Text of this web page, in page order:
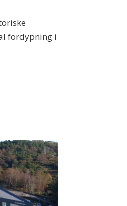
fordypning i